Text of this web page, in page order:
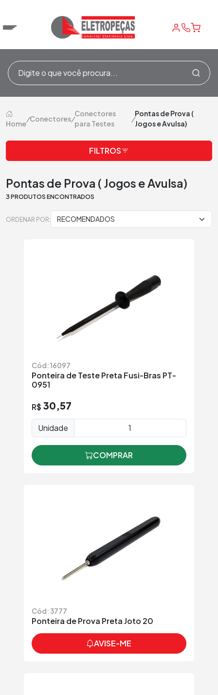
Home
/Conectores/
Conectores
para Testes
/
Pontas de Prova (
Jogos e Avulsa)
FILTROS
Pontas de Prova ( Jogos e Avulsa)
3 PRODUTOS ENCONTRADOS
ORDENAR POR:
Cód: 16097
Ponteira de Teste Preta Fusi-Bras PT-
0951
R$ 30,57
Unidade
COMPRAR
Cód: 3777
Ponteira de Prova Preta Joto 20
AVISE-ME